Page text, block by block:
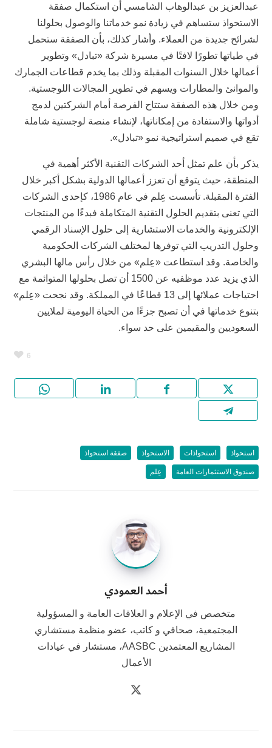
عبدالعزيز بن عبدالوهاب الشامسي أن استكمال صفقة
الاستحواذ ستساهم في زيادة نمو خدماتنا والوصول بحلولنا
لشرائح جديدة من العملاء. وأشار كذلك، بأن الصفقة ستحمل
في طياتها تطورًا لافتًا في مسيرة شركة «تبادل» وتطوير
أعمالها خلال السنوات المقبلة وذلك بما يخدم قطاعات الجمارك
والموانئ والمطارات ويسهم في تطوير المجالات اللوجستية.
ومن خلال هذه الصفقة ستتاح الفرصة أمام الشركتين لدمج
أدواتها والاستفادة من إمكاناتها، لإنشاء منصة لوجستية شاملة
تقع في صميم استراتيجية نمو «تبادل».
يذكر بأن علم تمثل أحد الشركات التقنية الأكثر أهمية في
المنطقة، حيث يتوقع أن تعزز أعمالها الدولية بشكل أكبر خلال
الفترة المقبلة. تأسست عِلم في عام 1986، كإحدى الشركات
التي تعنى بتقديم الحلول التقنية المتكاملة فبدءًا من المنتجات
الإلكترونية والخدمات الاستشارية إلى حلول الإسناد الرقمي
وحلول التدريب التي توفرها لمختلف الشركات الحكومية
والخاصة. وقد استطاعت «عِلم» من خلال رأس مالها البشري
الذي يزيد عدد موظفيه عن 1500 أن تصل بحلولها المتوائمة مع
احتياجات عملائها إلى 13 قطاعًا في المملكة. وقد نجحت «عِلم»
بتنوع خدماتها في أن تصبح جزءًا من الحياة اليومية لملايين
السعوديين والمقيمين على حد سواء.
6
استحواذ استحواذات الاستحواذ صفقة استحواذ
صندوق الاستثمارات العامة عِلم
أحمد العمودي
متخصص في الإعلام و العلاقات العامة و المسؤولية
المجتمعية، صحافي و كاتب، عضو منظمة مستشاري
المشاريع المعتمدين AASBC، مستشار في عيادات
الأعمال